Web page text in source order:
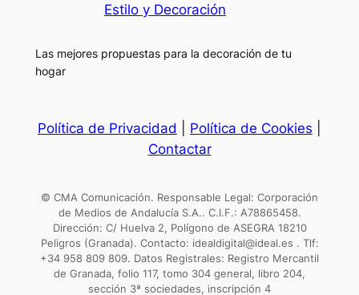
Estilo y Decoración
Las mejores propuestas para la decoración de tu
hogar
Política de Privacidad Política de Cookies
Contactar
© CMA Comunicación. Responsable Legal: Corporación
de Medios de Andalucía S.A.. C.I.F.: A78865458.
Dirección: C/ Huelva 2, Polígono de ASEGRA 18210
Peligros (Granada). Contacto: idealdigital@ideal.es . Tlf:
+34 958 809 809. Datos Registrales: Registro Mercantil
de Granada, folio 117, tomo 304 general, libro 204,
sección 3ª sociedades, inscripción 4